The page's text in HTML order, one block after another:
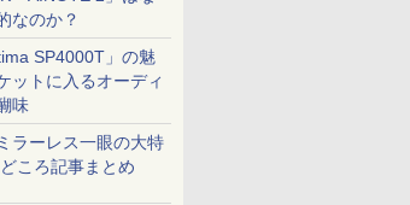
なのか？
SP4000T」の魅
ットに入るオーディ
味
ラーレス一眼の大特
ころ記事まとめ